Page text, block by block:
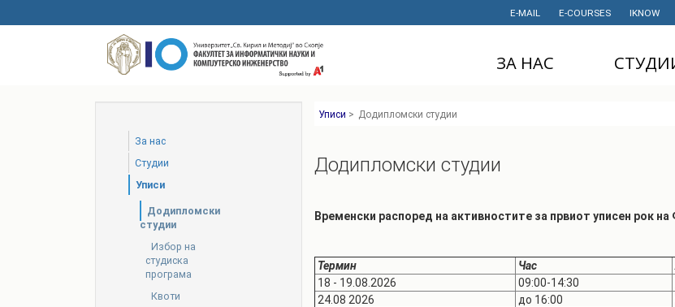
to
E-MAIL E-COURSES IKNOW
ЗА НАС
ПРАВНИ АКТИ
ДЕЈНОСТ
ФИНАНСИИ
И СТРУЧНИ
За нас
Студии
Уписи
Додипломски
студии
Избор на
студиска
програма
Квоти
Уписи > Додипломски студии
Додипломски студии
Временски распоред на активностите за првиот уписен рок на
Термин Час
18 - 19.08.2026
09:00-14:30
24.08 2026
до 16:00